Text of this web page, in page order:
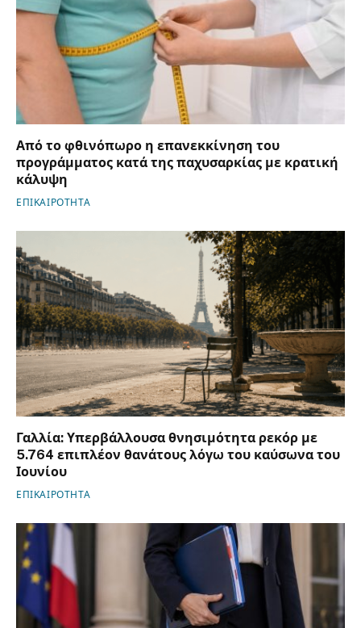
Από το φθινόπωρο η επανεκκίνηση του
προγράμματος κατά της παχυσαρκίας με κρατική
κάλυψη
ΕΠΙΚΑΙΡΟΤΗΤΑ
Γαλλία: Υπερβάλλουσα θνησιμότητα ρεκόρ με
5.764 επιπλέον θανάτους λόγω του καύσωνα του
Ιουνίου
ΕΠΙΚΑΙΡΟΤΗΤΑ